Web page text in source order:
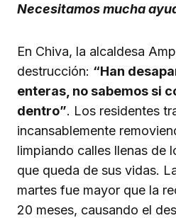
Necesitamos mucha
En Chiva, la alcaldesa
destrucción: “Han
enteras, no sabemos si
dentro”. Los residentes
incansablemente
limpiando calles llenas de
que queda de sus vidas.
martes fue mayor que la
20 meses, causando el